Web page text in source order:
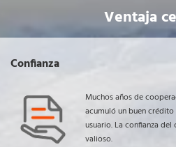
Ventaja
Confianza
Muchos años de
acumuló un buen
usuario. La confianza
valioso.